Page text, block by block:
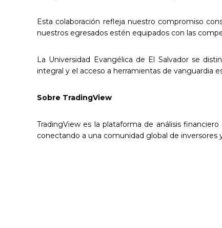
Esta colaboración refleja nuestro compromiso
nuestros egresados estén equipados con las
La Universidad Evangélica de El Salvador se
integral y el acceso a herramientas de vanguardia
Sobre TradingView
TradingView es la plataforma de análisis
conectando a una comunidad global de